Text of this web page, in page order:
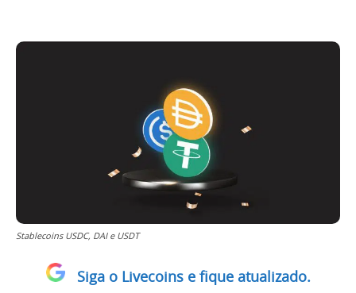
Stablecoins USDC, DAI e USDT
Siga o Livecoins e fique atualizado.